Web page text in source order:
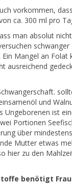
vorkommen,
ca. 300 ml pro
man absolut
Ein Mangel an
ausreichend
und
Ungeborenen ist
Portionen
über
Mutter etwas
hier zu den
benötigt